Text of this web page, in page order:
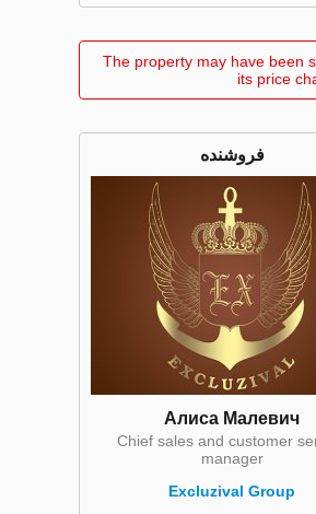
The property may have been
its price
فروشنده
Алиса Малевич
Chief sales and customer
manager
Excluzival Group